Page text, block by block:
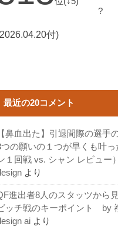
付)
?
最近の20コメント
【鼻血出た】引退間際の選手
の願いの１つが早くも叶っ
１回戦 vs. シャン レビュー）
より
進出者8人のスタッツから
ッチ戦のキーポイント by
ai より